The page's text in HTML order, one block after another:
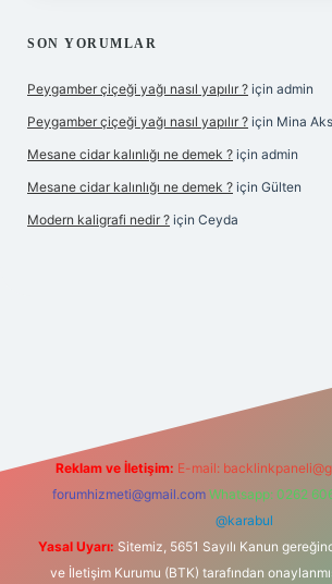
SON YORUMLAR
Peygamber çiçeği yağı nasıl yapılır ? için admin
Peygamber çiçeği yağı nasıl yapılır ? için Mina
Mesane cidar kalınlığı ne demek ? için admin
Mesane cidar kalınlığı ne demek ? için Gülten
Modern kaligrafi nedir ? için Ceyda
Reklam ve İletişim: E-mail:
forumhizmeti@gmail.com Whatsapp: 0262
@karabul
Yasal Uyarı: Sitemiz, 5651 Sayılı Kanun
ve İletişim Kurumu (BTK) tarafından